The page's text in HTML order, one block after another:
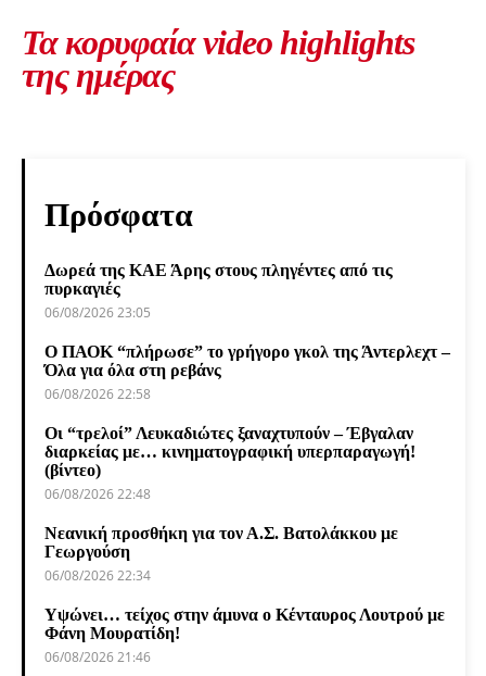
Τα κορυφαία video highlights
της ημέρας
Πρόσφατα
Δωρεά της ΚΑΕ Άρης στους πληγέντες από τις
πυρκαγιές
06/08/2026 23:05
Ο ΠΑΟΚ “πλήρωσε” το γρήγορο γκολ της Άντερλεχτ –
Όλα για όλα στη ρεβάνς
06/08/2026 22:58
Οι “τρελοί” Λευκαδιώτες ξαναχτυπούν – Έβγαλαν
διαρκείας με… κινηματογραφική υπερπαραγωγή!
(βίντεο)
06/08/2026 22:48
Νεανική προσθήκη για τον Α.Σ. Βατολάκκου με
Γεωργούση
06/08/2026 22:34
Υψώνει… τείχος στην άμυνα ο Κένταυρος Λουτρού με
Φάνη Μουρατίδη!
06/08/2026 21:46